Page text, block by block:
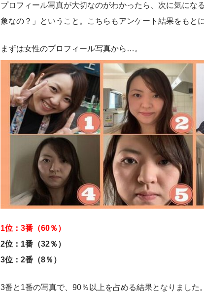
プロフィール写真が大切なのがわかったら、次に気にな
象なの？」ということ。こちらもアンケート結果をもと
まずは女性のプロフィール写真から…。
1位：3番（60％）
2位：1番（32％）
3位：2番（8％）
3番と1番の写真で、90％以上を占める結果となりました